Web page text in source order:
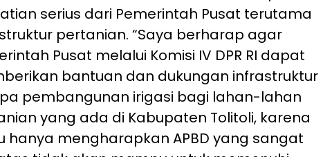
serius dari Pemerintah Pusat terutama
pertanian. “Saya berharap agar
Pusat melalui Komisi IV DPR RI dapat
bantuan dan dukungan infrastruktur
pembangunan irigasi bagi lahan-lahan
yang ada di Kabupaten Tolitoli, karena
hanya mengharapkan APBD yang sangat